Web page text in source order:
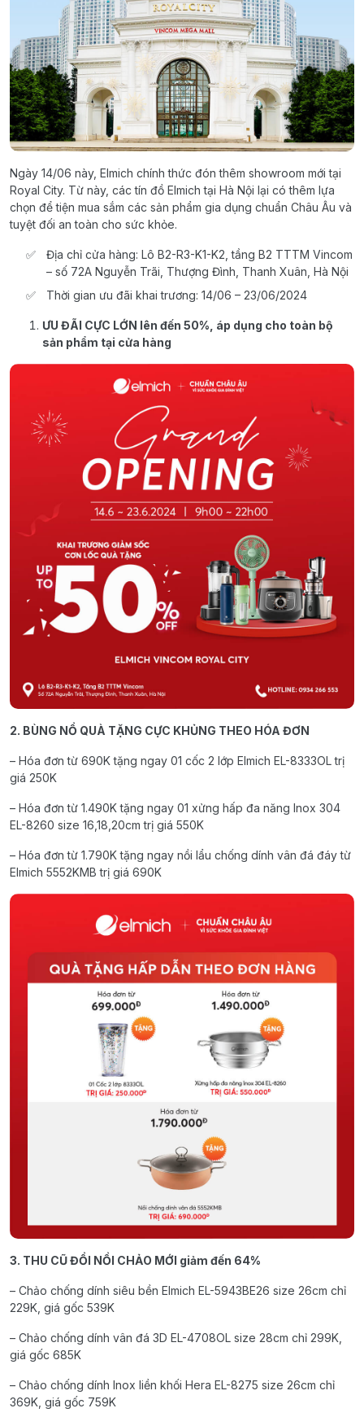
Ngày 14/06 này, Elmich chính thức đón thêm showroom mới tại
Royal City. Từ này, các tín đồ Elmich tại Hà Nội lại có thêm lựa
chọn để tiện mua sắm các sản phẩm gia dụng chuẩn Châu Âu và
tuyệt đối an toàn cho sức khỏe.
Địa chỉ cửa hàng: Lô B2-R3-K1-K2, tầng B2 TTTM Vincom
– số 72A Nguyễn Trãi, Thượng Đình, Thanh Xuân, Hà Nội
Thời gian ưu đãi khai trương: 14/06 – 23/06/2024
ƯU ĐÃI CỰC LỚN lên đến 50%, áp dụng cho toàn bộ
sản phẩm tại cửa hàng
2. BÙNG NỔ QUÀ TẶNG CỰC KHỦNG THEO HÓA ĐƠN
– Hóa đơn từ 690K tặng ngay 01 cốc 2 lớp Elmich EL-8333OL trị
giá 250K
– Hóa đơn từ 1.490K tặng ngay 01 xửng hấp đa năng Inox 304
EL-8260 size 16,18,20cm trị giá 550K
– Hóa đơn từ 1.790K tặng ngay nồi lẩu chống dính vân đá đáy từ
Elmich 5552KMB trị giá 690K
3. THU CŨ ĐỔI NỒI CHẢO MỚI giảm đến 64%
– Chảo chống dính siêu bền Elmich EL-5943BE26 size 26cm chỉ
229K, giá gốc 539K
– Chảo chống dính vân đá 3D EL-4708OL size 28cm chỉ 299K,
giá gốc 685K
– Chảo chống dính Inox liền khối Hera EL-8275 size 26cm chỉ
369K, giá gốc 759K